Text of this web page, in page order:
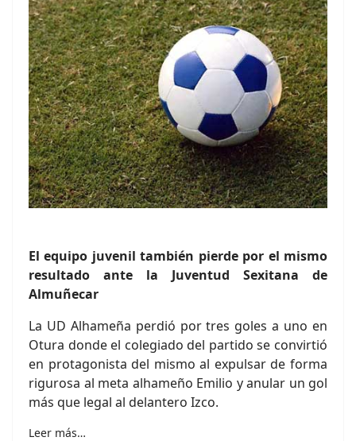
El equipo juvenil también pierde por el mismo
resultado ante la Juventud Sexitana de
Almuñecar
La UD Alhameña perdió por tres goles a uno en
Otura donde el colegiado del partido se convirtió
en protagonista del mismo al expulsar de forma
rigurosa al meta alhameño Emilio y anular un gol
más que legal al delantero Izco.
Leer más…